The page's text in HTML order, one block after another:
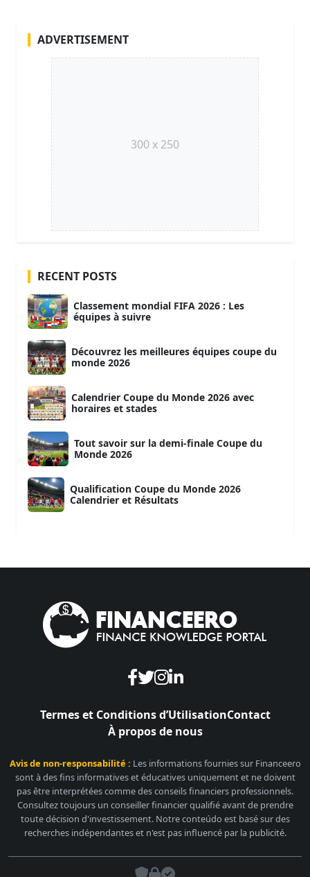
ADVERTISEMENT
300 x 250
RECENT POSTS
Classement mondial FIFA 2026 : Les
équipes à suivre
Découvrez les meilleures équipes coupe du
monde 2026
Calendrier Coupe du Monde 2026 avec
horaires et stades
Tout savoir sur la demi-finale Coupe du
Monde 2026
Qualification Coupe du Monde 2026
Calendrier et Résultats
Termes et Conditions d’UtilisationContact
À propos de nous
Avis de non-responsabilité : Les informations fournies sur Financeero
sont à des fins informatives et éducatives uniquement et ne doivent
pas être interprétées comme des conseils financiers professionnels.
Consultez toujours un conseiller financier qualifié avant de prendre
toute décision d'investissement. Notre conteúdo est basé sur des
recherches indépendantes et n'est pas influencé par la publicité.